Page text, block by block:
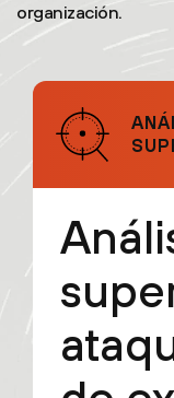
organización.